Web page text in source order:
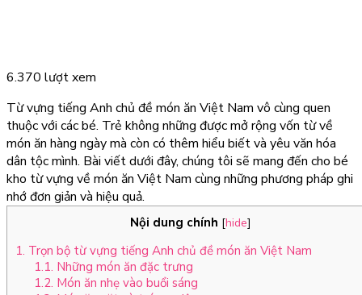
6.370 lượt xem
Từ vựng tiếng Anh chủ đề món ăn Việt Nam vô cùng quen
thuộc với các bé. Trẻ không những được mở rộng vốn từ về
món ăn hàng ngày mà còn có thêm hiểu biết và yêu văn hóa
dân tộc mình. Bài viết dưới đây, chúng tôi sẽ mang đến cho bé
kho từ vựng về món ăn Việt Nam cùng những phương pháp ghi
nhớ đơn giản và hiệu quả.
Nội dung chính [hide]
1. Trọn bộ từ vựng tiếng Anh chủ đề món ăn Việt Nam
1.1. Những món ăn đặc trưng
1.2. Món ăn nhẹ vào buổi sáng